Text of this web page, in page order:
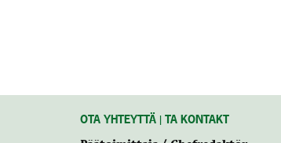
OTA YHTEYTTÄ | TA KONTAKT